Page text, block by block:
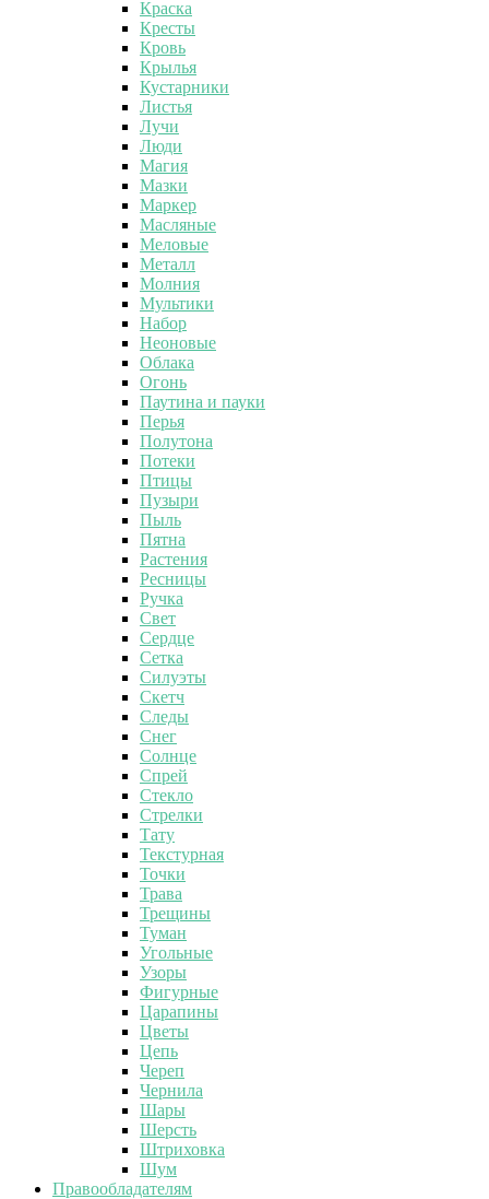
Краска
Кресты
Кровь
Крылья
Кустарники
Листья
Лучи
Люди
Магия
Мазки
Маркер
Масляные
Меловые
Металл
Молния
Мультики
Набор
Неоновые
Облака
Огонь
Паутина и пауки
Перья
Полутона
Потеки
Птицы
Пузыри
Пыль
Пятна
Растения
Ресницы
Ручка
Свет
Сердце
Сетка
Силуэты
Скетч
Следы
Снег
Солнце
Спрей
Стекло
Стрелки
Тату
Текстурная
Точки
Трава
Трещины
Туман
Угольные
Узоры
Фигурные
Царапины
Цветы
Цепь
Череп
Чернила
Шары
Шерсть
Штриховка
Шум
Правообладателям